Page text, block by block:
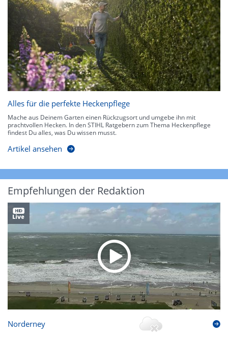
Alles für die perfekte Heckenpflege
Mache aus Deinem Garten einen Rückzugsort und umgebe ihn mit
prachtvollen Hecken. In den STIHL Ratgebern zum Thema Heckenpflege
findest Du alles, was Du wissen musst.
Artikel ansehen
Empfehlungen der Redaktion
Norderney